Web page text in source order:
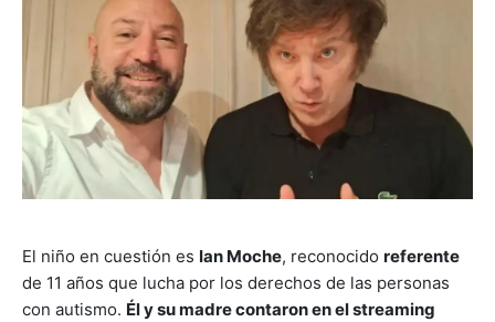
El niño en cuestión es Ian Moche, reconocido referente
de 11 años que lucha por los derechos de las personas
con autismo. Él y su madre contaron en el streaming